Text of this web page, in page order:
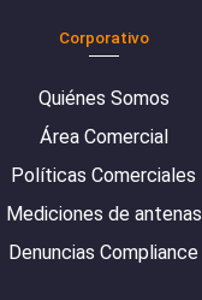
Corporativo
Quiénes Somos
Área Comercial
Políticas Comerciales
Mediciones de antenas
Denuncias Compliance